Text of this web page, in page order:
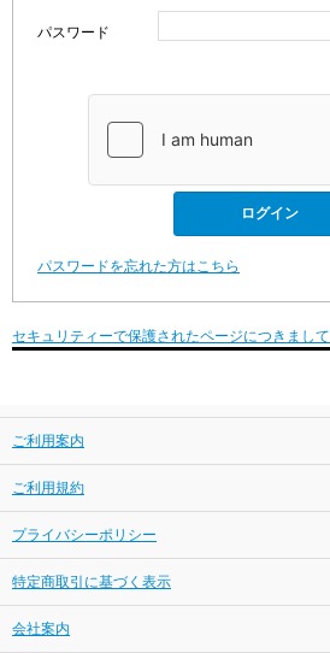
パスワード
パスワードを忘れた方はこちら
セキュリティーで保護されたページにつきまして
ご利用案内
ご利用規約
プライバシーポリシー
特定商取引に基づく表示
会社案内